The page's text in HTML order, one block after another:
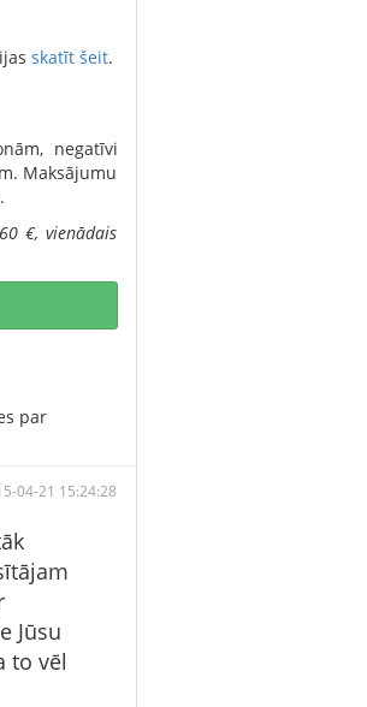
skatīt šeit.
negatīvi
Maksājumu
€, vienādais
par
04-21 15:24:28
Jūsu
to vēl